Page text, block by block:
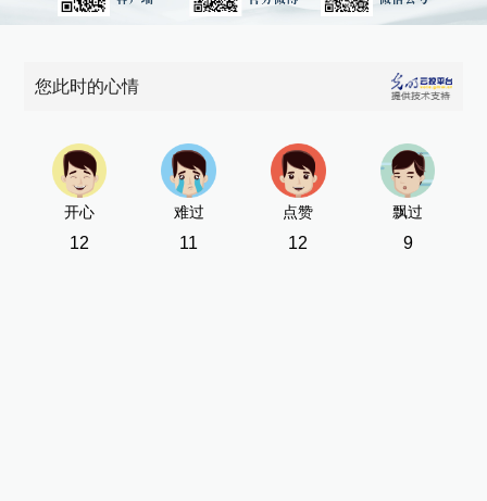
您此时的心情
开心
12
难过
11
点赞
12
飘过
9